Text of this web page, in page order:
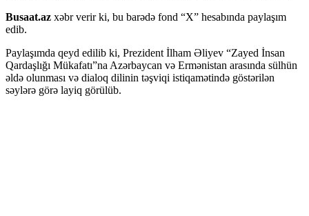
Busaat.az xəbr verir ki, bu barədə fond “X” hesabında paylaşım
edib.
Paylaşımda qeyd edilib ki, Prezident İlham Əliyev “Zayed İnsan
Qardaşlığı Mükafatı”na Azərbaycan və Ermənistan arasında sülhün
əldə olunması və dialoq dilinin təşviqi istiqamətində göstərilən
səylərə görə layiq görülüb.